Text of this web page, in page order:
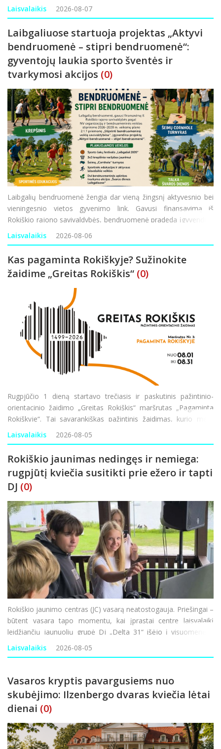
ekonominiam saugumui ir informacijos sklaidai, todėl pasaulyje
gali būti daugiau
Laisvalaikis 2026-08-07
Laibgaliuose startuoja projektas „Aktyvi
bendruomenė – stipri bendruomenė“:
gyventojų laukia sporto šventės ir
tvarkymosi akcijos (0)
Laibgalių bendruomenė žengia dar vieną žingsnį aktyvesnio bei
vieningesnio vietos gyvenimo link. Gavusi finansavimą iš
Rokiškio rajono savivaldybės, bendruomenė pradeda įgyvendinti
projektą „Aktyvi bendruomenė – stipri bendruomenė“. Ši
iniciatyva finansuojama
Laisvalaikis 2026-08-06
Kas pagaminta Rokiškyje? Sužinokite
žaidime „Greitas Rokiškis“ (0)
Rugpjūčio 1 dieną startavo trečiasis ir paskutinis pažintinio-
orientacinio žaidimo „Greitas Rokiškis“ maršrutas „Pagaminta
Rokiškyje“. Tai savarankiškas pažintinis žaidimas, kurio metu
pažinsite Rokiškį ir sprendžiant užduotis pažvelgsite į
Laisvalaikis 2026-08-05
Rokiškio jaunimas nedingęs ir nemiega:
rugpjūtį kviečia susitikti prie ežero ir tapti
DJ (0)
Rokiškio jaunimo centras (JC) vasarą neatostogauja. Priešingai –
būtent vasara tapo momentu, kai įprastai centre laisvalaikį
leidžiančių jaunuolių grupė Dj „Delta 31“ išėjo į visuomenę ir
rugpjūtį kviečia susitikti miesto ežero pakrantėje. O susitikimai
nebus p
Laisvalaikis 2026-08-05
Vasaros kryptis pavargusiems nuo
skubėjimo: Ilzenbergo dvaras kviečia lėtai
dienai (0)